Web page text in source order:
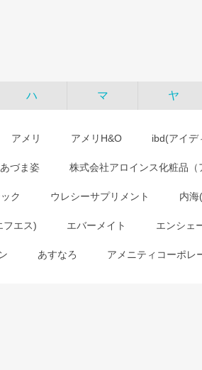
ハ マ ヤ
アメリ アメリH&O ibd(アイデ
あづま姿 株式会社アロインス化粧品（
ク ウレシーサプリメント 内海
フエス) エバーメイト エンシェ
あすなろ アメニティコーポレ